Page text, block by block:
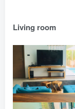
Living room